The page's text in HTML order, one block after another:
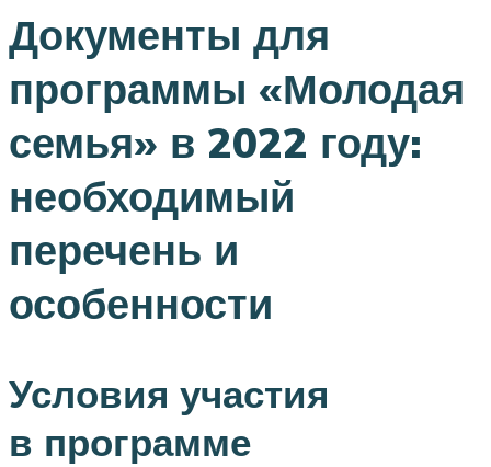
Документы для
программы «Молодая
семья» в 2022 году:
необходимый
перечень и
особенности
Условия участия
в программе